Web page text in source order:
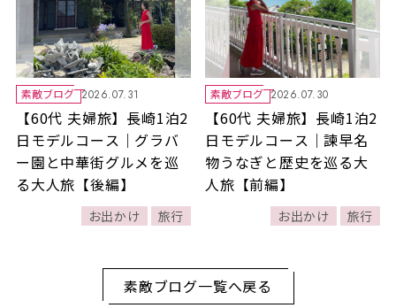
素敵ブログ 2026.07.31
【60代 夫婦旅】長崎1泊2
日モデルコース｜グラバ
ー園と中華街グルメを巡
る大人旅【後編】
お出かけ 旅行
素敵ブログ 2026.07.30
【60代 夫婦旅】長崎1泊2
日モデルコース｜諫早名
物うなぎと歴史を巡る大
人旅【前編】
お出かけ 旅行
素敵ブログ一覧へ戻る